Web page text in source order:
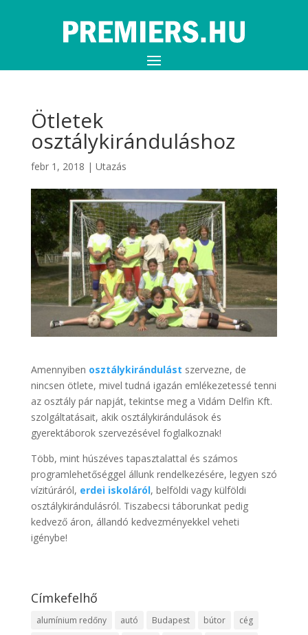
Ötletek
osztálykiránduláshoz
febr 1, 2018 | Utazás
Amennyiben osztálykirándulást szervezne, de
nincsen ötlete, mivel tudná igazán emlékezetessé tenni
az osztály pár napját, tekintse meg a Vidám Delfin Kft.
szolgáltatásait, akik osztálykirándulások és
gyerektáborok szervezésével foglalkoznak!
Több, mint húszéves tapasztalattal és számos
programlehetőséggel állunk rendelkezésére, legyen szó
vízitúráról, erdei iskoláról, belföldi vagy külföldi
osztálykirándulásról. Tiszabecsi táborunkat pedig
kedvező áron, állandó kedvezményekkel veheti
igénybe!
Címkefelhő
alumínium redőny autó Budapest bútor
cég